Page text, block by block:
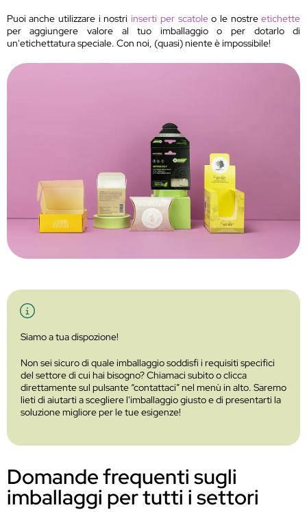
Puoi anche utilizzare i nostri inserti per scatoleo le nostreetichette
per aggiungere valore al tuo imballaggio o per dotarlo di
un'etichettatura speciale. Con noi, (quasi) niente è impossibile!
Siamo a tua dispozione!
Non sei sicuro di quale imballaggio soddisfi i requisiti specifici
del settore di cui hai bisogno? Chiamaci subito o clicca
direttamente sul pulsante “contattaci” nel menù in alto. Saremo
lieti di aiutarti a scegliere l'imballaggio giusto e di presentarti la
soluzione migliore per le tue esigenze!
Domande frequenti sugli
imballaggi per tutti i settori